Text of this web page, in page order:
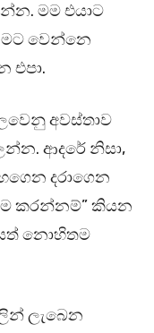
මම එයාට
මට වෙන්නෙ
එපා.
අවස්තාව
ආදරේ නිසා,
දරාගෙන
කරන්නම්” කියන
නොහිතම
ලැබෙන